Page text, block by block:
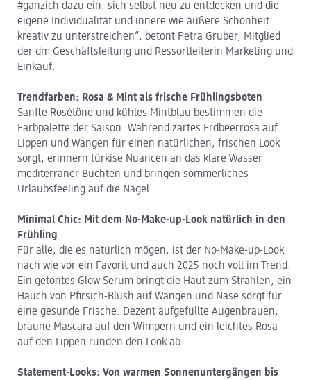
#ganzich dazu ein, sich selbst neu zu entdecken und die
eigene Individualität und innere wie äußere Schönheit
kreativ zu unterstreichen“, betont Petra Gruber, Mitglied
der dm Geschäftsleitung und Ressortleiterin Marketing und
Einkauf.
Trendfarben: Rosa & Mint als frische Frühlingsboten
Sanfte Rosétöne und kühles Mintblau bestimmen die
Farbpalette der Saison. Während zartes Erdbeerrosa auf
Lippen und Wangen für einen natürlichen, frischen Look
sorgt, erinnern türkise Nuancen an das klare Wasser
mediterraner Buchten und bringen sommerliches
Urlaubsfeeling auf die Nägel.
Minimal Chic: Mit dem No-Make-up-Look natürlich in den
Frühling
Für alle, die es natürlich mögen, ist der No-Make-up-Look
nach wie vor ein Favorit und auch 2025 noch voll im Trend.
Ein getöntes Glow Serum bringt die Haut zum Strahlen, ein
Hauch von Pfirsich-Blush auf Wangen und Nase sorgt für
eine gesunde Frische. Dezent aufgefüllte Augenbrauen,
braune Mascara auf den Wimpern und ein leichtes Rosa
auf den Lippen runden den Look ab.
Statement-Looks: Von warmen Sonnenuntergängen bis